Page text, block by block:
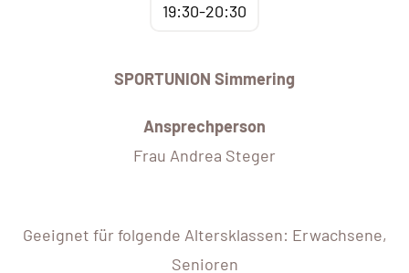
19:30-20:30
SPORTUNION Simmering
Ansprechperson
Frau Andrea Steger
Geeignet für folgende Altersklassen: Erwachsene,
Senioren